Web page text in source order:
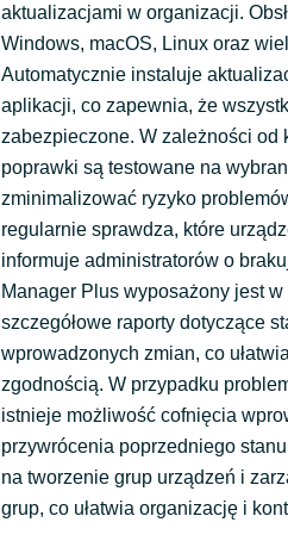
aktualizacjami w organizacji.
Windows, macOS, Linux oraz
Automatycznie instaluje
aplikacji, co zapewnia, że
zabezpieczone. W zależności od
poprawki są testowane na
zminimalizować ryzyko
regularnie sprawdza, które
informuje administratorów o
Manager Plus wyposażony jest
szczegółowe raporty dotyczące
wprowadzonych zmian, co
zgodnością. W przypadku
istnieje możliwość cofnięcia
przywrócenia poprzedniego
na tworzenie grup urządzeń i
grup, co ułatwia organizację i